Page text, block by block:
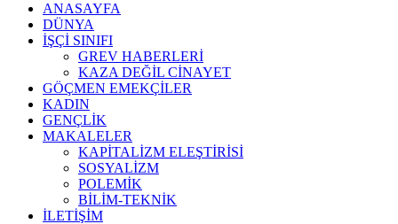
ANASAYFA
DÜNYA
İŞÇİ SINIFI
GREV HABERLERİ
KAZA DEĞİL CİNAYET
GÖÇMEN EMEKÇİLER
KADIN
GENÇLİK
MAKALELER
KAPİTALİZM ELEŞTİRİSİ
SOSYALİZM
POLEMİK
BİLİM-TEKNİK
ILETIŞIM